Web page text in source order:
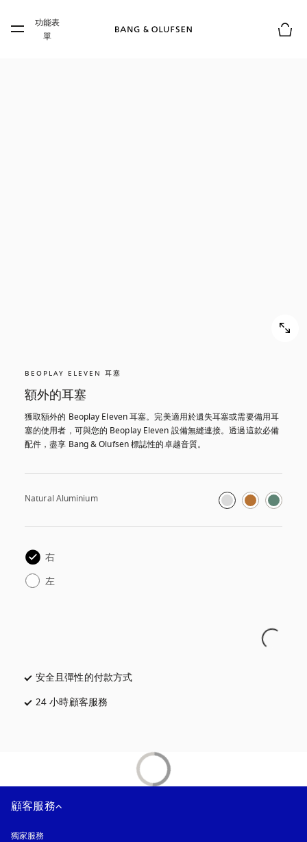
Skip to main footer
功能表
單
BEOPLAY ELEVEN 耳塞
額外的耳塞
獲取額外的 Beoplay Eleven 耳塞。完美適用於遺失耳塞或需要備用耳
塞的使用者，可與您的 Beoplay Eleven 設備無縫連接。透過這款必備
配件，盡享 Bang & Olufsen 標誌性的卓越音質。
Natural Aluminium
右
左
安全且彈性的付款方式
24 小時顧客服務
顧客服務
獨家服務